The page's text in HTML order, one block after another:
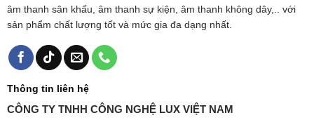
âm thanh sân khấu, âm thanh sự kiện, âm thanh không dây,.. với
sản phẩm chất lượng tốt và mức gia đa dạng nhất.
Thông tin liên hệ
CÔNG TY TNHH CÔNG NGHỆ LUX VIỆT NAM